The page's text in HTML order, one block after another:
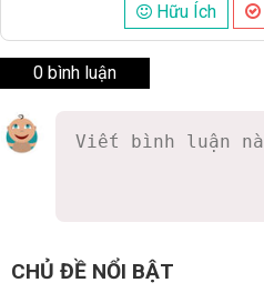
Hữu Ích
0 bình luận
CHỦ ĐỀ NỔI BẬT